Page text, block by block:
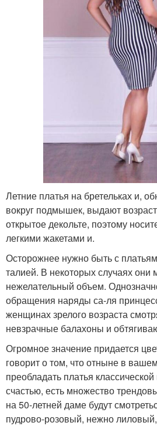
Летние платья на бретельках и,
вокруг подмышек, выдают
открытое декольте, поэтому
легкими жакетами и.
Осторожнее нужно быть с
талией. В некоторых случаях они
нежелательный объем.
обращения наряды са-ля
женщинах зрелого возраста
невзрачные балахоны и
Огромное значение придается
говорит о том, что отныне в
преобладать платья
счастью, есть множество
на 50-летней даме будут
пудрово-розовый, нежно